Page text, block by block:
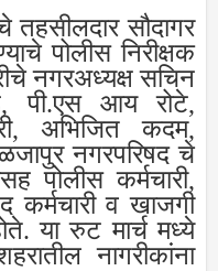
तहसीलदार सौदागर
पोलीस निरीक्षक
नगरअध्यक्ष सचिन
पी.एस आय रोटे,
अभिजित कदम,
नगरपरिषद चे
पोलीस कर्मचारी,
कर्मचारी व खाजगी
या रुट मार्च मध्ये
नागरीकांना